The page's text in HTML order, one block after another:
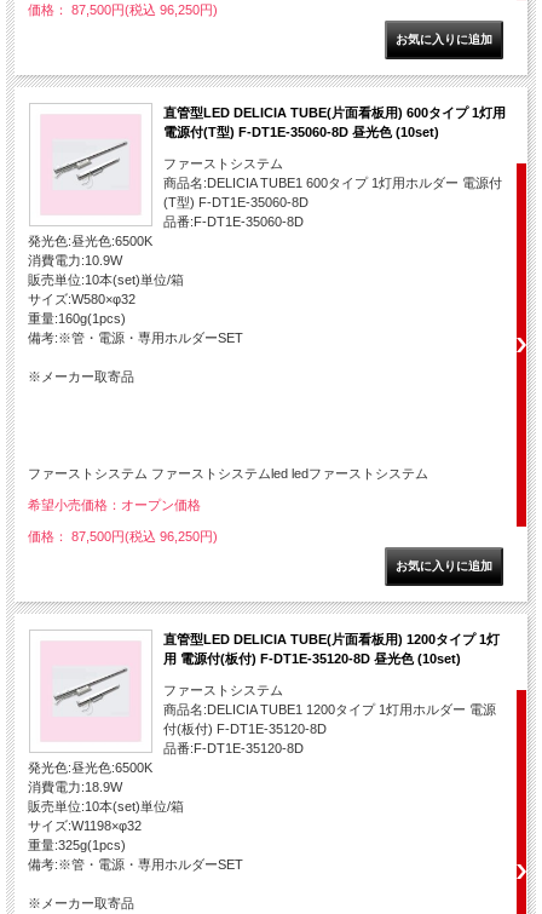
価格： 87,500円(税込 96,250円)
直管型LED DELICIA TUBE(片面看板用) 600タイプ 1灯用
電源付(T型) F-DT1E-35060-8D 昼光色 (10set)
ファーストシステム
商品名:DELICIA TUBE1 600タイプ 1灯用ホルダー 電源付
(T型) F-DT1E-35060-8D
品番:F-DT1E-35060-8D
発光色:昼光色:6500K
消費電力:10.9W
販売単位:10本(set)単位/箱
サイズ:W580×φ32
重量:160g(1pcs)
備考:※管・電源・専用ホルダーSET
※メーカー取寄品
ファーストシステム ファーストシステムled ledファーストシステム
希望小売価格：オープン価格
価格： 87,500円(税込 96,250円)
直管型LED DELICIA TUBE(片面看板用) 1200タイプ 1灯
用 電源付(板付) F-DT1E-35120-8D 昼光色 (10set)
ファーストシステム
商品名:DELICIA TUBE1 1200タイプ 1灯用ホルダー 電源
付(板付) F-DT1E-35120-8D
品番:F-DT1E-35120-8D
発光色:昼光色:6500K
消費電力:18.9W
販売単位:10本(set)単位/箱
サイズ:W1198×φ32
重量:325g(1pcs)
備考:※管・電源・専用ホルダーSET
※メーカー取寄品